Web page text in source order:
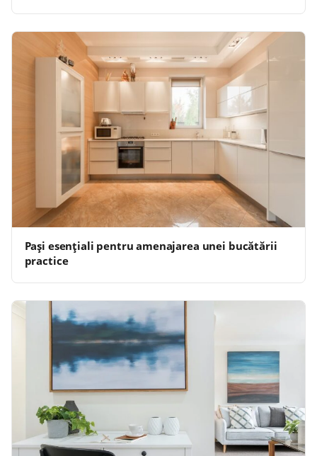
Pași esențiali pentru amenajarea unei bucătării
practice